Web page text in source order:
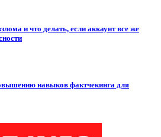
и что делать, если аккаунт все же
навыков фактчекинга для